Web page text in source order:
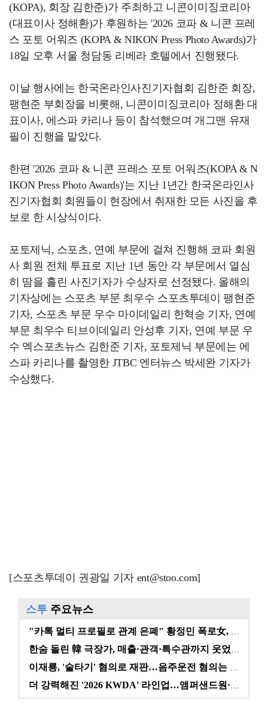
(KOPA), 회장 김한준)가 주최하고 니콘이미징코리아
(대표이사 정해환)가 후원하는 '2026 코파 & 니콘 프레
스 포토 어워즈 (KOPA & NIKON Press Photo Awards)가
18일 오후 서울 청담동 리베라 호텔에서 진행됐다.
이날 행사에는 한국온라인사진기자협회 김한준 회장,
팽현준 부회장을 비롯해, 니콘이미징코리아 정해환 대
표이사, 에스파 카리나 등이 참석했으며 개그맨 유재
필이 진행을 맡았다.
한편 '2026 코파 & 니콘 프레스 포토 어워즈(KOPA & N
IKON Press Photo Awards)'는 지난 1년간 한국온라인사
진기자협회 회원들이 현장에서 취재한 모든 사진을 후
보로 한 시상식이다.
포토제닉, 스포츠, 연예 부문에 걸쳐 진행해 코파 회원
사 회원 전체 투표로 지난 1년 동안 각 부문에서 열심
히 땀을 흘린 사진기자가 수상자로 선정됐다. 올해의
기자상에는 스포츠 부문 최우수 스포츠투데이 팽현준
기자, 스포츠 부문 우수 마이데일리 한혁승 기자, 연예
부문 최우수 티브이데일리 안성후 기자, 연예 부문 우
수 엑스포츠뉴스 김한준 기자, 포토제닉 부문에는 에
스파 카리나를 촬영한 JTBC 엔터뉴스 박세완 기자가
수상했다.
[스포츠투데이 권광일 기자 ent@stoo.com]
스투 주요뉴스